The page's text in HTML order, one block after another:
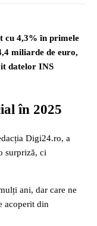
cu 4,3% în primele
miliarde de euro,
datelor INS
în 2025
Digi24.ro, a
surpriză, ci
ani, dar care ne
acoperit din